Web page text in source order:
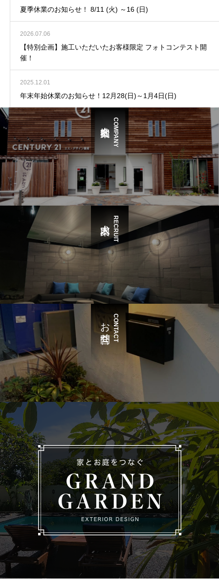
夏季休業のお知らせ！ 8/11 (火) ～16 (日)
2026.07.06
【特別企画】施工いただいたお客様限定 フォトコンテスト開
催！
2025.12.01
年末年始休業のお知らせ！12月28(日)～1月4日(日)
COMPANY
RECRUIT
CONTACT
お問合せ